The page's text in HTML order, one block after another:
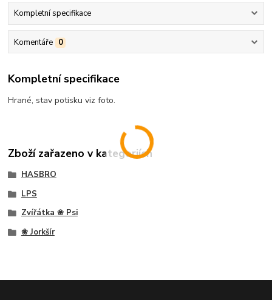
Kompletní specifikace
Komentáře 0
Kompletní specifikace
Hrané, stav potisku viz foto.
Zboží zařazeno v kategoriích
HASBRO
LPS
Zvířátka ❀ Psi
❀ Jorkšír